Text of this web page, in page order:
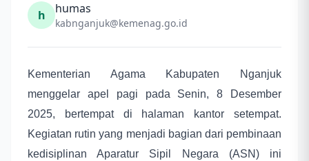
h humas
kabnganjuk@kemenag.go.id
Kementerian Agama Kabupaten Nganjuk
menggelar apel pagi pada Senin, 8 Desember
2025, bertempat di halaman kantor setempat.
Kegiatan rutin yang menjadi bagian dari pembinaan
kedisiplinan Aparatur Sipil Negara (ASN) ini